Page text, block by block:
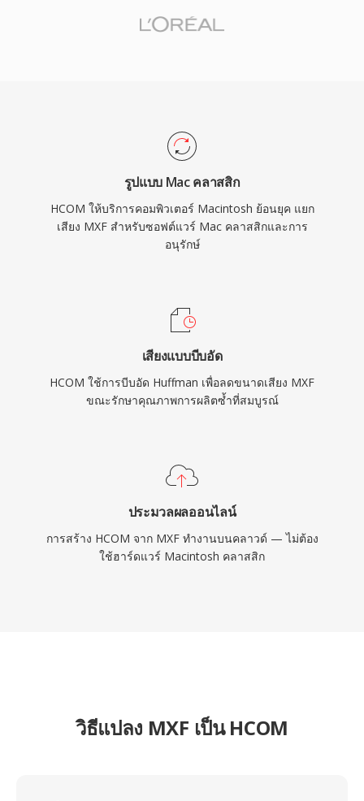
รูปแบบ Mac คลาสสิก
HCOM ให้บริการคอมพิวเตอร์ Macintosh ย้อนยุค แยก
เสียง MXF สำหรับซอฟต์แวร์ Mac คลาสสิกและการ
อนุรักษ์
เสียงแบบบีบอัด
HCOM ใช้การบีบอัด Huffman เพื่อลดขนาดเสียง MXF
ขณะรักษาคุณภาพการผลิตซ้ำที่สมบูรณ์
ประมวลผลออนไลน์
การสร้าง HCOM จาก MXF ทำงานบนคลาวด์ — ไม่ต้อง
ใช้ฮาร์ดแวร์ Macintosh คลาสสิก
วิธีแปลง MXF เป็น HCOM